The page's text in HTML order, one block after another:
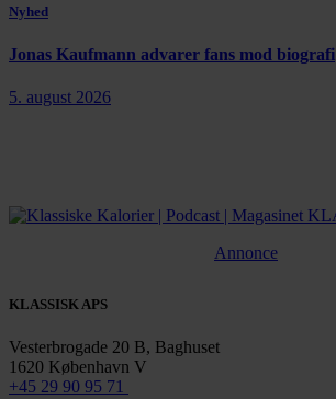
Nyhed
Jonas Kaufmann advarer fans mod biografi
5. august 2026
Annonce
KLASSISK APS
Vesterbrogade 20 B, Baghuset
1620 København V
+45 29 90 95 71